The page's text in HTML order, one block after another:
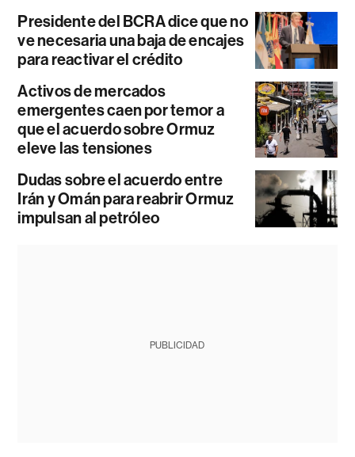
Presidente del BCRA dice que no
ve necesaria una baja de encajes
para reactivar el crédito
Activos de mercados
emergentes caen por temor a
que el acuerdo sobre Ormuz
eleve las tensiones
Dudas sobre el acuerdo entre
Irán y Omán para reabrir Ormuz
impulsan al petróleo
PUBLICIDAD